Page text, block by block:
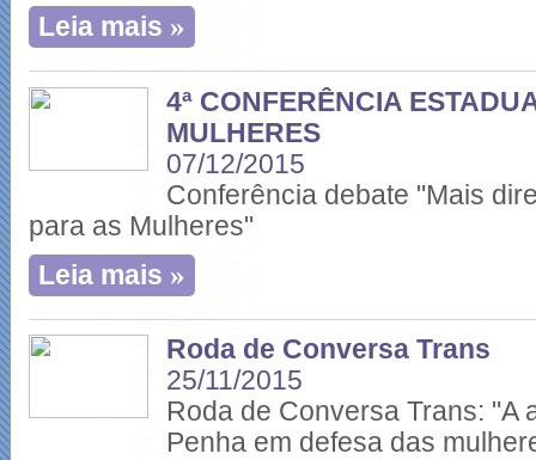
Leia mais »
4ª CONFERÊNCIA
MULHERES
07/12/2015
Conferência debate "Mais
para as Mulheres"
Leia mais »
Roda de Conversa Trans
25/11/2015
Roda de Conversa Trans: "A
Penha em defesa das